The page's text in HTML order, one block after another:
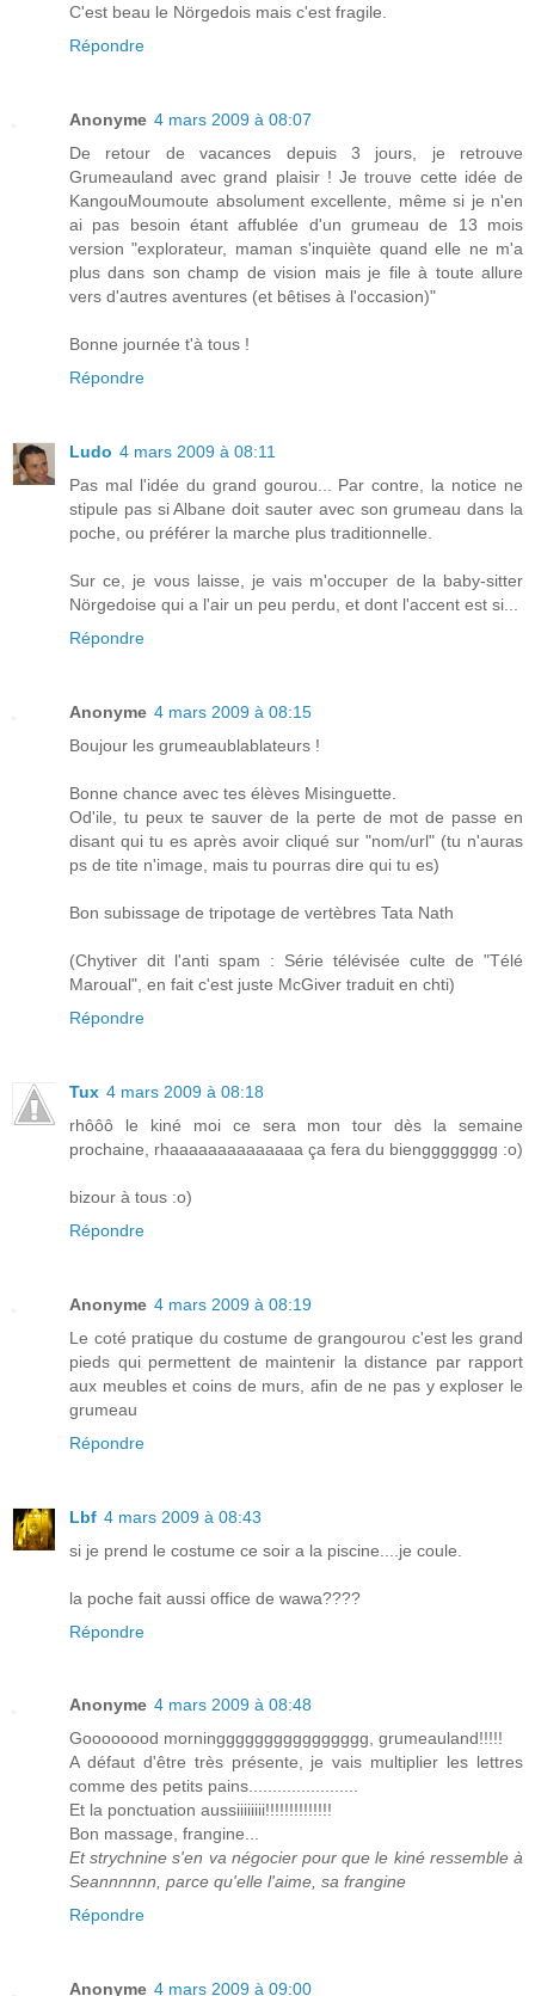
C'est beau le Nörgedois mais c'est fragile.
Répondre
Anonyme 4 mars 2009 à 08:07
De retour de vacances depuis 3 jours, je retrouve
Grumeauland avec grand plaisir ! Je trouve cette idée de
KangouMoumoute absolument excellente, même si je n'en
ai pas besoin étant affublée d'un grumeau de 13 mois
version "explorateur, maman s'inquiète quand elle ne m'a
plus dans son champ de vision mais je file à toute allure
vers d'autres aventures (et bêtises à l'occasion)"
Bonne journée t'à tous !
Répondre
Ludo 4 mars 2009 à 08:11
Pas mal l'idée du grand gourou... Par contre, la notice ne
stipule pas si Albane doit sauter avec son grumeau dans la
poche, ou préférer la marche plus traditionnelle.
Sur ce, je vous laisse, je vais m'occuper de la baby-sitter
Nörgedoise qui a l'air un peu perdu, et dont l'accent est si...
Répondre
Anonyme 4 mars 2009 à 08:15
Boujour les grumeaublablateurs !
Bonne chance avec tes élèves Misinguette.
Od'ile, tu peux te sauver de la perte de mot de passe en
disant qui tu es après avoir cliqué sur "nom/url" (tu n'auras
ps de tite n'image, mais tu pourras dire qui tu es)
Bon subissage de tripotage de vertèbres Tata Nath
(Chytiver dit l'anti spam : Série télévisée culte de "Télé
Maroual", en fait c'est juste McGiver traduit en chti)
Répondre
Tux 4 mars 2009 à 08:18
rhôôô le kiné moi ce sera mon tour dès la semaine
prochaine, rhaaaaaaaaaaaaaa ça fera du biengggggggg :o)
bizour à tous :o)
Répondre
Anonyme 4 mars 2009 à 08:19
Le coté pratique du costume de grangourou c'est les grand
pieds qui permettent de maintenir la distance par rapport
aux meubles et coins de murs, afin de ne pas y exploser le
grumeau
Répondre
Lbf 4 mars 2009 à 08:43
si je prend le costume ce soir a la piscine....je coule.
la poche fait aussi office de wawa????
Répondre
Anonyme 4 mars 2009 à 08:48
Goooooood morningggggggggggggggg, grumeauland!!!!!
A défaut d'être très présente, je vais multiplier les lettres
comme des petits pains.......................
Et la ponctuation aussiiiiiiii!!!!!!!!!!!!!!
Bon massage, frangine...
Et strychnine s'en va négocier pour que le kiné ressemble à
Seannnnnn, parce qu'elle l'aime, sa frangine
Répondre
Anonyme 4 mars 2009 à 09:00